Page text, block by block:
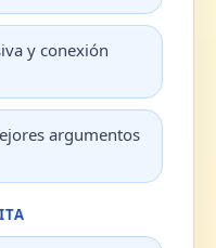
y conexión
argumentos